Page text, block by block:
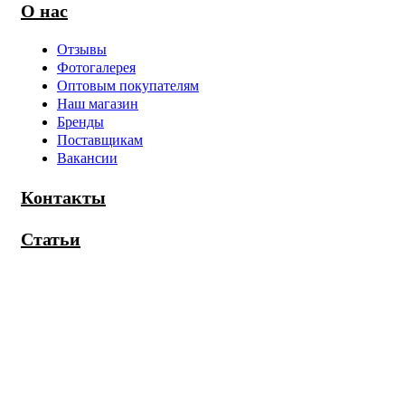
О нас
Отзывы
Фотогалерея
Оптовым покупателям
Наш магазин
Бренды
Поставщикам
Вакансии
Контакты
Статьи